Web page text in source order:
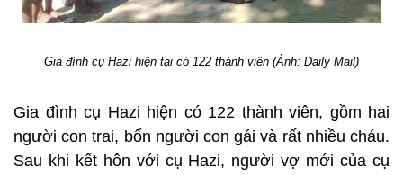
Gia đình cụ Hazi hiện tại có 122 thành viên (Ảnh: Daily Mail)
Gia đình cụ Hazi hiện có 122 thành viên, gồm hai
người con trai, bốn người con gái và rất nhiều cháu.
Sau khi kết hôn với cụ Hazi, người vợ mới của cụ